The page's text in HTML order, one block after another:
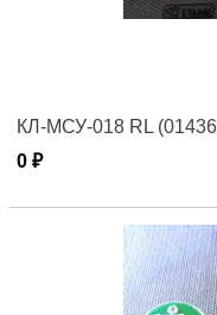
КЛ-МСУ-018 RL
0 ₽